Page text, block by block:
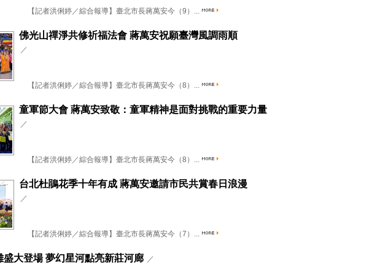
【記者洪俐婷／綜合報導】臺北市長蔣萬安今（9）...
佛光山禪淨共修祈福法會 蔣萬安祝願臺灣風調雨順
／
【記者洪俐婷／綜合報導】臺北市長蔣萬安今（8）...
童軍節大會 蔣萬安致敬：童軍精神是面對挑戰的重要力量
／
【記者洪俐婷／綜合報導】臺北市長蔣萬安今（8）...
台北杜鵑花季十年有成 蔣萬安邀請市民共賞春日浪漫
／
【記者洪俐婷／綜合報導】臺北市長蔣萬安今（7）...
盛大登場 夢幻星河點亮新莊河廊 ／